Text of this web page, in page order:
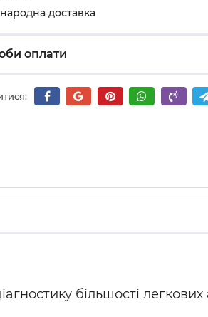
доставка
оплати
більшості